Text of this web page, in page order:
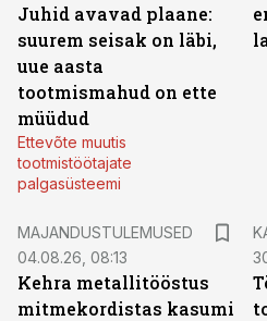
Juhid avavad plaane:
suurem seisak on läbi,
uue aasta
tootmismahud on ette
müüdud
Ettevõte muutis
tootmistöötajate
palgasüsteemi
MAJANDUSTULEMUSED
04.08.26, 08:13
Kehra metallitööstus
mitmekordistas kasumi